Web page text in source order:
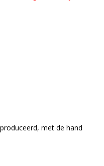
met de hand